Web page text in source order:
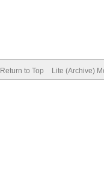
Return to Top Lite (Archive)